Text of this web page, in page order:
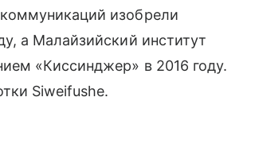
изобрели
а Малайзийский институт
«Киссинджер» в 2016 году.
Siweifushe.